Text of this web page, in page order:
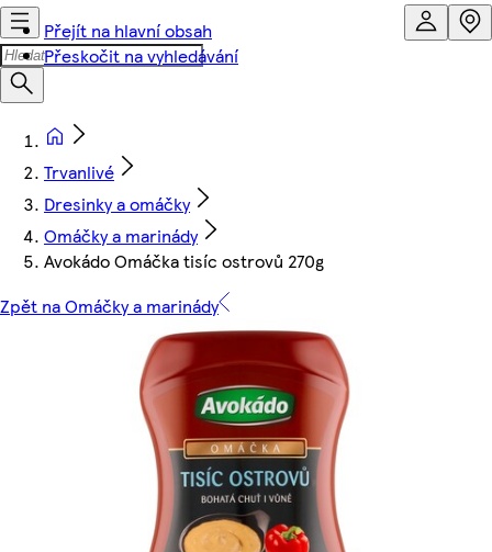
Přejít na hlavní obsah
Přeskočit na vyhledávání
Trvanlivé
Dresinky a omáčky
Omáčky a marinády
Avokádo Omáčka tisíc ostrovů 270g
Zpět na Omáčky a marinády